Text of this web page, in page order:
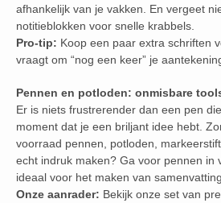
afhankelijk van je vakken. En vergeet
notitieblokken voor snelle krabbels.
Pro-tip: Koop een paar extra schriften
vraagt om “nog een keer” je
Pennen en potloden: onmisbare
Er is niets frustrerender dan een pen
moment dat je een briljant idee hebt.
voorraad pennen, potloden,
echt indruk maken? Ga voor pennen in
ideaal voor het maken van
Onze aanrader: Bekijk onze set van